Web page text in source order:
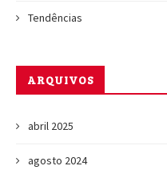
Tendências
ARQUIVOS
abril 2025
agosto 2024